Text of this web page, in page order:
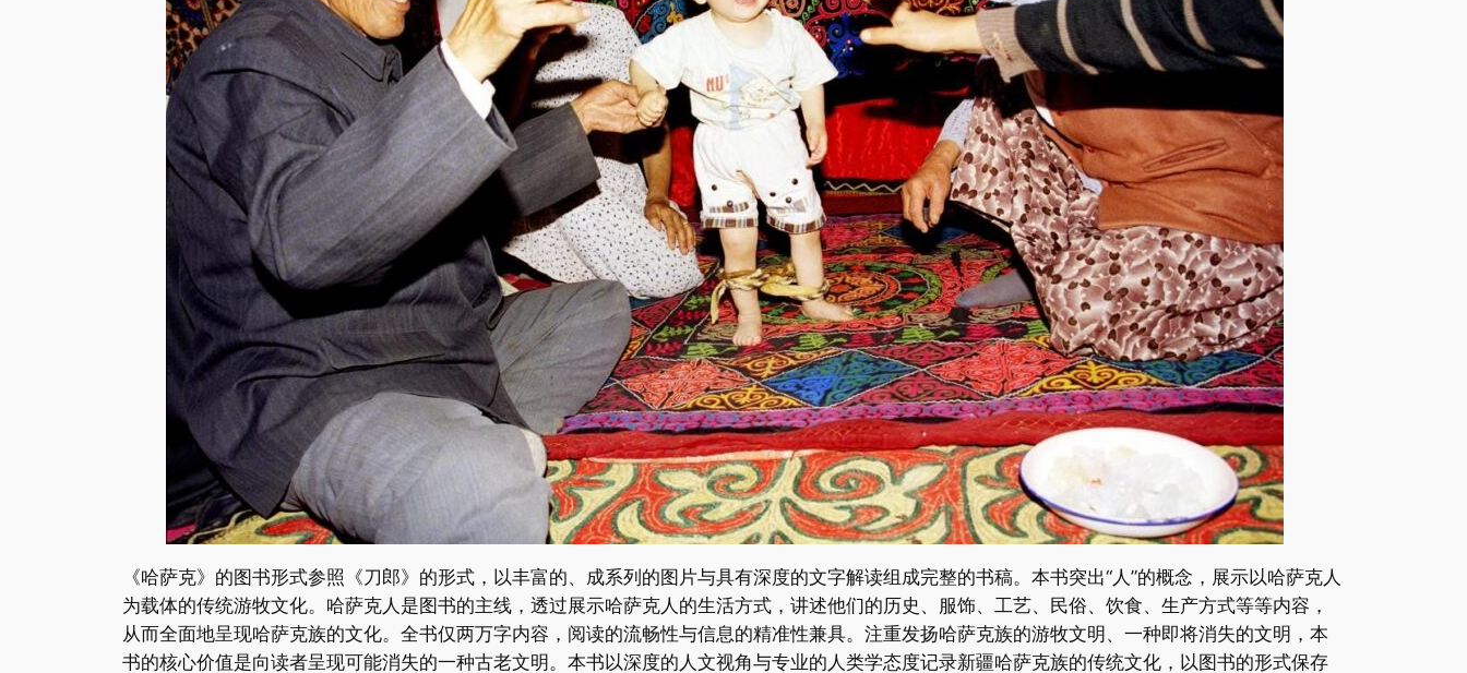
《哈萨克》的图书形式参照《刀郎》的形式，以丰富的、成系列的图片与具有深度的文字解读组成完整的书稿。本书突出“人”的概念，展示以哈萨克人
为载体的传统游牧文化。哈萨克人是图书的主线，透过展示哈萨克人的生活方式，讲述他们的历史、服饰、工艺、民俗、饮食、生产方式等等内容，
从而全面地呈现哈萨克族的文化。全书仅两万字内容，阅读的流畅性与信息的精准性兼具。注重发扬哈萨克族的游牧文明、一种即将消失的文明，本
书的核心价值是向读者呈现可能消失的一种古老文明。本书以深度的人文视角与专业的人类学态度记录新疆哈萨克族的传统文化，以图书的形式保存